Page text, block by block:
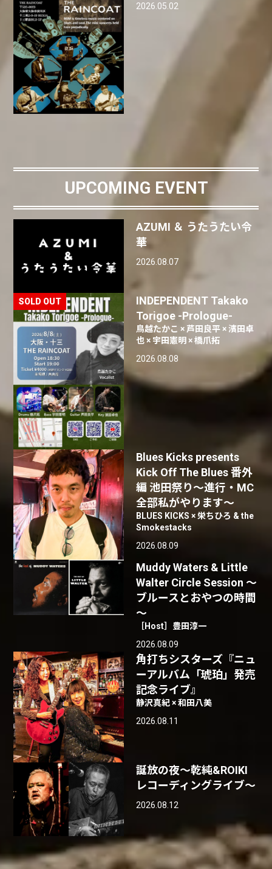
2026.05.02
UPCOMING EVENT
AZUMI ＆ うたうたい令
華
2026.08.07
INDEPENDENT Takako
Torigoe -Prologue-
鳥越たかこ × 芦田良平 × 濱田卓
也 × 宇田憲明 × 橋爪拓
2026.08.08
Blues Kicks presents
Kick Off The Blues 番外
編 池田祭り〜進行・MC
全部私がやります〜
BLUES KICKS × 栄ちひろ & the
Smokestacks
2026.08.09
Muddy Waters & Little
Walter Circle Session ～
ブルースとおやつの時間
～
［Host］豊田淳一
2026.08.09
角打ちシスターズ『ニュ
ーアルバム「琥珀」発売
記念ライブ』
静沢真紀 × 和田八美
2026.08.11
誕放の夜〜乾純&ROIKI
レコーディングライブ〜
2026.08.12